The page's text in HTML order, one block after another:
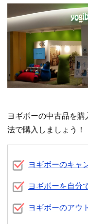
ヨギボーの中古品を
法で購入しましょう！
ヨギボーのキャ
ヨギボーを自分
ヨギボーのアウ